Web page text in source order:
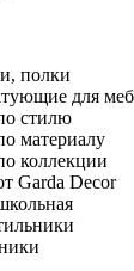
полки
для
стилю
материалу
коллекции
Garda Decor